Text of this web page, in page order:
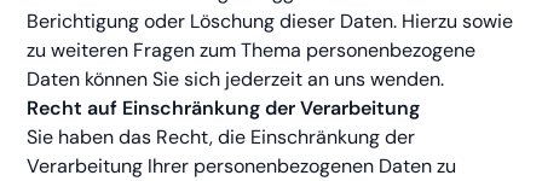
Berichtigung oder Löschung dieser Daten. Hierzu sowie
zu weiteren Fragen zum Thema personenbezogene
Daten können Sie sich jederzeit an uns wenden.
Recht auf Einschränkung der Verarbeitung
Sie haben das Recht, die Einschränkung der
Verarbeitung Ihrer personenbezogenen Daten zu